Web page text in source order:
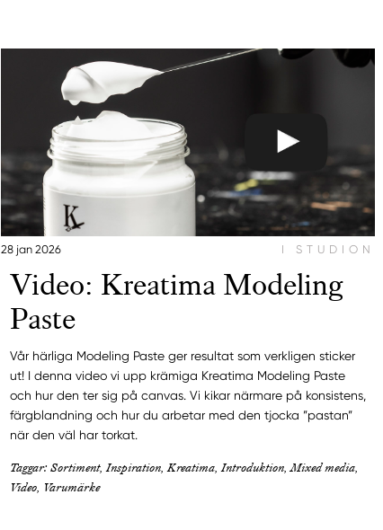
28 jan 2026 I STUDION
Video: Kreatima Modeling
Paste
Vår härliga Modeling Paste ger resultat som verkligen sticker
ut! I denna video vi upp krämiga Kreatima Modeling Paste
och hur den ter sig på canvas. Vi kikar närmare på konsistens,
färgblandning och hur du arbetar med den tjocka ”pastan”
när den väl har torkat.
Taggar: Sortiment, Inspiration, Kreatima, Introduktion, Mixed media,
Video, Varumärke